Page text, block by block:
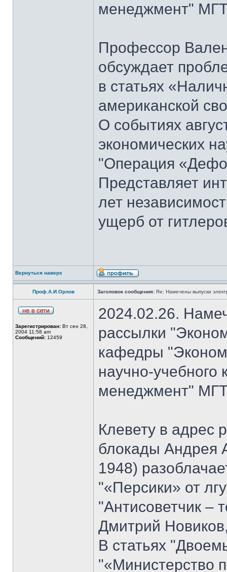
менеджмент"
Профессор
обсуждает
в статьях
американской
О событиях
экономических
"Операция
Представляет
лет
ущерб от
Вернуться наверх
Проф.А.И.Орлов Заголовок сообщения: Re: Намечены выпуски
Зарегистрирован: Вт сен 28,
2004 11:58 am
Сообщений: 12459
2024.02.26.
рассылки
кафедры
научно-
менеджмент"
Клевету в адрес
блокады Андрея
1948)
"«Персики» от
"Антисоветчик –
Дмитрий
В статьях
"«Министерство